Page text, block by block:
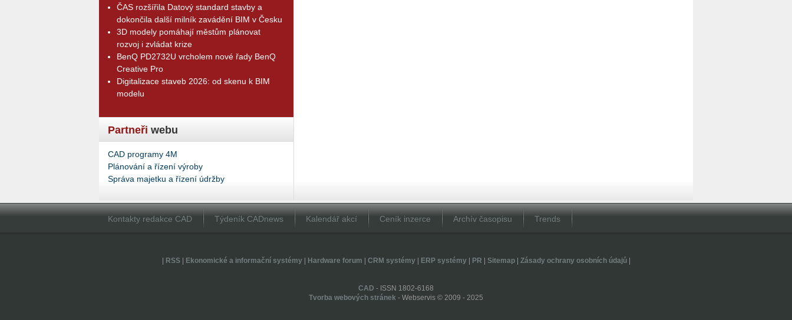
ČAS rozšířila Datový standard stavby a
dokončila další milník zavádění BIM v Česku
3D modely pomáhají městům plánovat
rozvoj i zvládat krize
BenQ PD2732U vrcholem nové řady BenQ
Creative Pro
Digitalizace staveb 2026: od skenu k BIM
modelu
Partneři webu
CAD programy 4M
Plánování a řízení výroby
Správa majetku a řízení údržby
Kontakty redakce CAD Týdeník CADnews Kalendář akcí Ceník inzerce Archív časopisu Trends
RSS| Ekonomické a informační systémy| Hardware forum CRM systémy| ERP systémy| PR Sitemap| Zásady ochrany osobních údajů|
CAD - ISSN 1802-6168
Tvorba webových stránek - Webservis © 2009 - 2025